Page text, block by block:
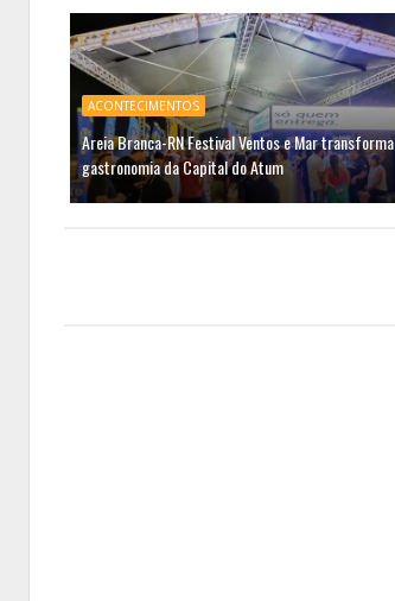
ACONTECIMENTOS
Areia Branca-RN Festival Ventos e Mar transforma
gastronomia da Capital do Atum